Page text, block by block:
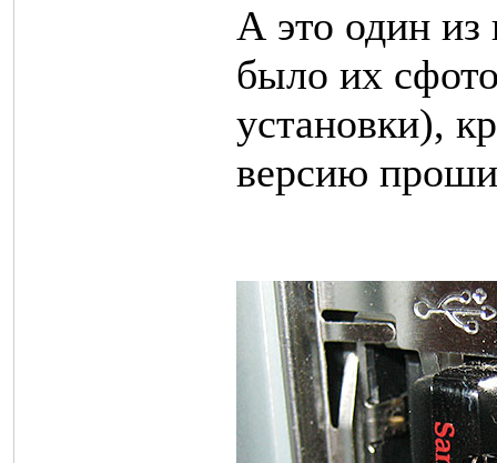
А это один из
было их
установки),
версию